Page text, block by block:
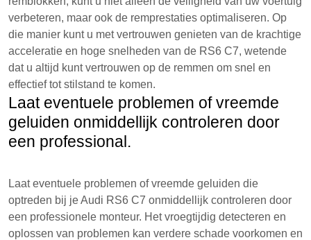
verbeteren, maar ook de remprestaties optimaliseren. Op
die manier kunt u met vertrouwen genieten van de krachtige
acceleratie en hoge snelheden van de RS6 C7, wetende
dat u altijd kunt vertrouwen op de remmen om snel en
effectief tot stilstand te komen.
Laat eventuele problemen of vreemde
geluiden onmiddellijk controleren door
een professional.
Laat eventuele problemen of vreemde geluiden die
optreden bij je Audi RS6 C7 onmiddellijk controleren door
een professionele monteur. Het vroegtijdig detecteren en
oplossen van problemen kan verdere schade voorkomen en